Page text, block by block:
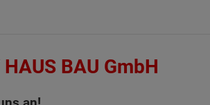
BAU GmbH